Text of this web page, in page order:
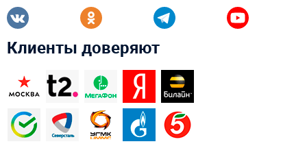
Клиенты доверяют